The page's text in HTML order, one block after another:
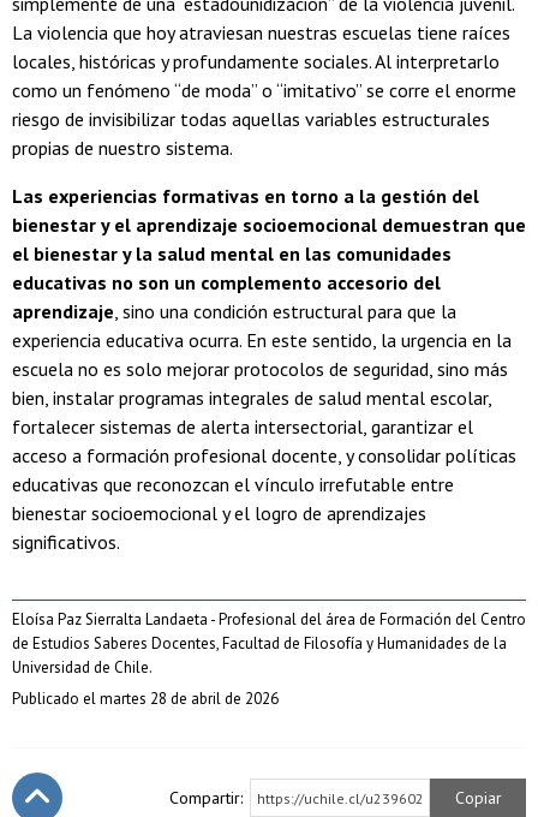
La violencia que hoy atraviesan nuestras escuelas tiene raíces
locales, históricas y profundamente sociales. Al interpretarlo
como un fenómeno “de moda” o “imitativo” se corre el enorme
riesgo de invisibilizar todas aquellas variables estructurales
propias de nuestro sistema.
Las experiencias formativas en torno a la gestión del
bienestar y el aprendizaje socioemocional demuestran que
el bienestar y la salud mental en las comunidades
educativas no son un complemento accesorio del
aprendizaje, sino una condición estructural para que la
experiencia educativa ocurra. En este sentido, la urgencia en la
escuela no es solo mejorar protocolos de seguridad, sino más
bien, instalar programas integrales de salud mental escolar,
fortalecer sistemas de alerta intersectorial, garantizar el
acceso a formación profesional docente, y consolidar políticas
educativas que reconozcan el vínculo irrefutable entre
bienestar socioemocional y el logro de aprendizajes
significativos.
Eloísa Paz Sierralta Landaeta - Profesional del área de Formación del Centro
de Estudios Saberes Docentes, Facultad de Filosofía y Humanidades de la
Universidad de Chile.
Publicado el martes 28 de abril de 2026
Compartir: https://uchile.cl/u239602 Copiar